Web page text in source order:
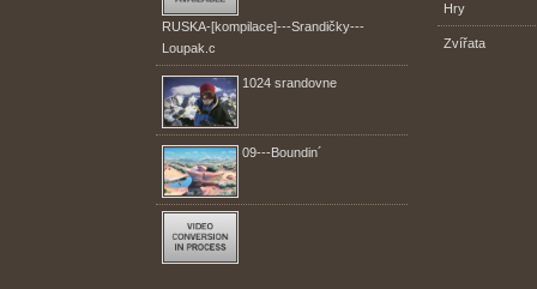
RUSKA-[kompilace]---Srandičky---
Loupak.c
1024 srandovne
09---Boundin´
Hry
Zvířata